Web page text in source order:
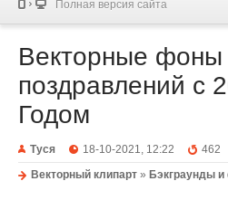
Полная версия сайта
Векторные фоны
поздравлений с
Годом
Туся 18-10-2021, 12:22
462
Векторный клипарт » Бэкграунды